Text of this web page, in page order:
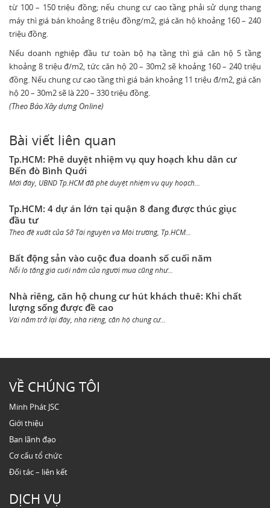
từ 100 – 150 triệu đồng; nếu chung cư cao tầng phải sử dụng thang
máy thì giá bán khoảng 8 triệu đồng/m2, giá căn hộ khoảng 160 – 240
triệu đồng.
Nếu doanh nghiệp đầu tư toàn bộ hạ tầng thì giá căn hộ 5 tầng
khoảng 8 triệu đ/m2, tức căn hộ 20 – 30m2 sẽ khoảng 160 – 240 triệu
đồng. Nếu chung cư cao tầng thì giá bán khoảng 11 triệu đ/m2, giá căn
hộ 20 – 30m2 sẽ là 220 – 330 triệu đồng.
(Theo Báo Xây dựng Online)
Bài viết liên quan
Tp.HCM: Phê duyệt nhiệm vụ quy hoạch khu dân cư
Bến đò Bình Quới
Mới đây, UBND Tp.HCM đã phê duyệt nhiệm vụ quy hoạch...
Tp.HCM: 4 dự án lớn tại quận 8 đang được thúc giục
đầu tư
Theo đề xuất của Sở Tài nguyên và Môi trường, Tp.HCM...
Bất động sản vào cuộc đua doanh số cuối năm
Nỗi lo tăng giá cuối năm của người mua cũng như...
Nhà riêng, căn hộ chung cư hút khách thuê: Khi chất
lượng sống được đề cao
Vài năm trở lại đây, nhà riêng, căn hộ chung cư...
VỀ CHÚNG TÔI
Minh Phát JSC
Giới thiệu
Ban lãnh đạo
Cơ cấu tổ chức
Đối tác – liên kết
DỊCH VỤ